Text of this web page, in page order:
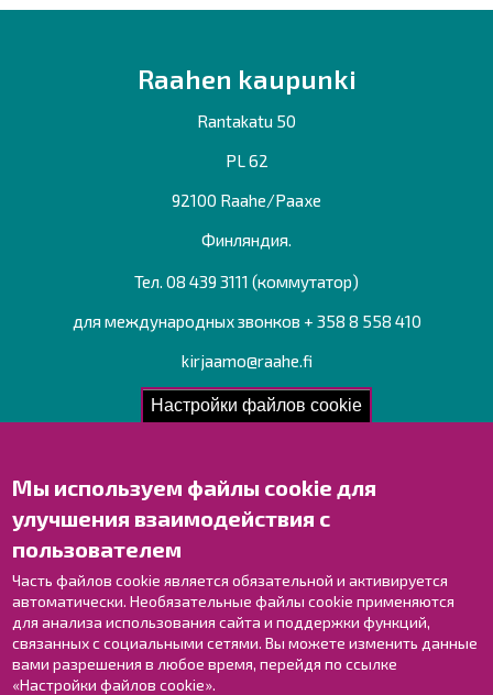
Настройки файлов cookie
Мы используем файлы cookie для
улучшения взаимодействия с
пользователем
Часть файлов cookie является обязательной и активируется
автоматически. Необязательные файлы cookie применяются
для анализа использования сайта и поддержки функций,
связанных с социальными сетями. Вы можете изменить данные
вами разрешения в любое время, перейдя по ссылке
«Настройки файлов cookie».
Raahen kaupunki
Rantakatu 50
PL 62
92100 Raahe/Раахе
Финляндия.
Тел. 08 439 3111 (коммутатор)
для международных звонков + 358 8 558 410
kirjaamo@raahe.fi
Рег. номер: 1791817-6
Свяжитесь с нами!
Оставьте отзыв
Контактные данные персонала
Карта с указателями
Раахе в Facebook
Раахе в Instagram